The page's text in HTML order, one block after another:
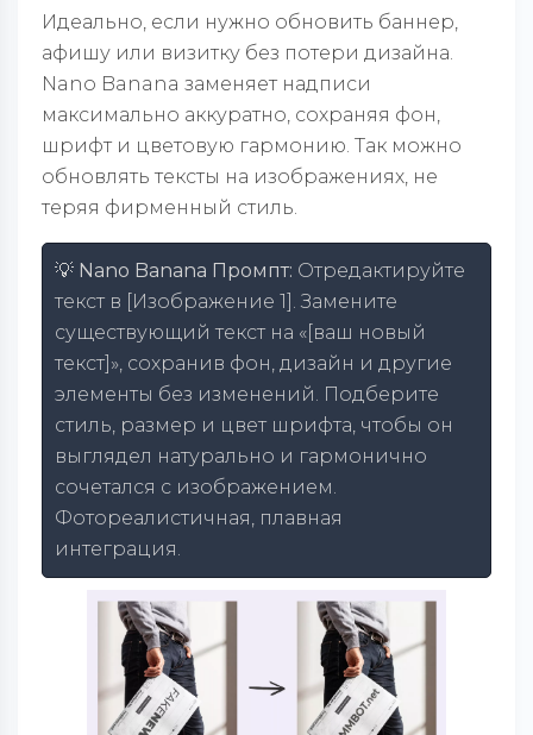
Идеально, если нужно обновить баннер,
афишу или визитку без потери дизайна.
Nano Banana заменяет надписи
максимально аккуратно, сохраняя фон,
шрифт и цветовую гармонию. Так можно
обновлять тексты на изображениях, не
теряя фирменный стиль.
💡 Nano Banana Промпт: Отредактируйте
текст в [Изображение 1]. Замените
существующий текст на «[ваш новый
текст]», сохранив фон, дизайн и другие
элементы без изменений. Подберите
стиль, размер и цвет шрифта, чтобы он
выглядел натурально и гармонично
сочетался с изображением.
Фотореалистичная, плавная
интеграция.